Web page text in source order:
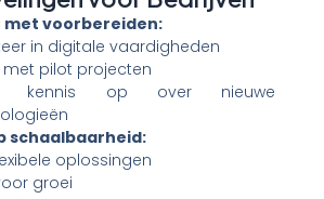
met voorbereiden:
in digitale vaardigheden
met pilot projecten
kennis op over nieuwe
schaalbaarheid:
oplossingen
groei